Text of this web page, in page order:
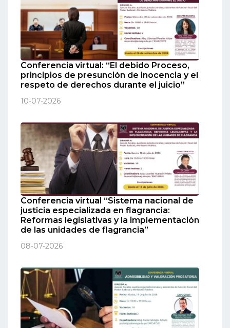
Conferencia virtual: “El debido Proceso,
principios de presunción de inocencia y el
respeto de derechos durante el juicio”
10-07-2026
Conferencia virtual “Sistema nacional de
justicia especializada en flagrancia:
Reformas legislativas y la implementación
de las unidades de flagrancia”
08-07-2026